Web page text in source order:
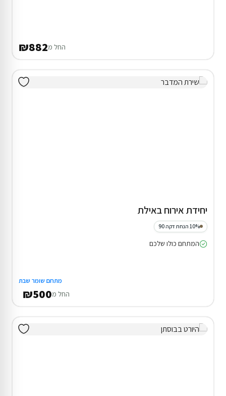
החל מ₪882
יחידת אירוח באילת
10% הנחת דקה 90
המתחם כולו שלכם
מתחם שומר שבת
החל מ₪500